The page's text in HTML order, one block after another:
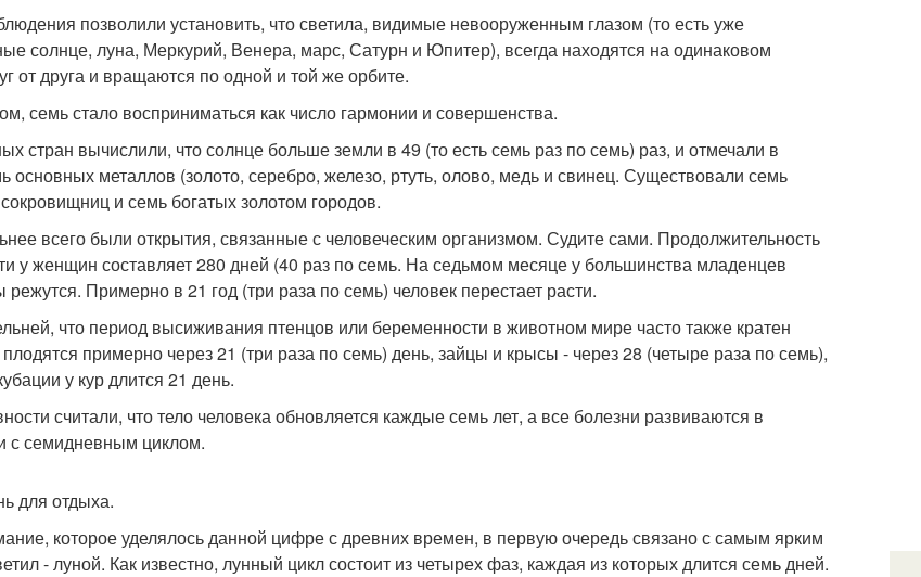
позволили установить, что светила, видимые невооруженным глазом (то есть уже
солнце, луна, Меркурий, Венера, марс, Сатурн и Юпитер), всегда находятся на одинаковом
от друга и вращаются по одной и той же орбите.
семь стало восприниматься как число гармонии и совершенства.
стран вычислили, что солнце больше земли в 49 (то есть семь раз по семь) раз, и отмечали в
основных металлов (золото, серебро, железо, ртуть, олово, медь и свинец. Существовали семь
и семь богатых золотом городов.
всего были открытия, связанные с человеческим организмом. Судите сами. Продолжительность
у женщин составляет 280 дней (40 раз по семь. На седьмом месяце у большинства младенцев
Примерно в 21 год (три раза по семь) человек перестает расти.
что период высиживания птенцов или беременности в животном мире часто также кратен
примерно через 21 (три раза по семь) день, зайцы и крысы - через 28 (четыре раза по семь),
у кур длится 21 день.
считали, что тело человека обновляется каждые семь лет, а все болезни развиваются в
с семидневным циклом.
для отдыха.
которое уделялось данной цифре с древних времен, в первую очередь связано с самым ярким
- луной. Как известно, лунный цикл состоит из четырех фаз, каждая из которых длится семь дней.